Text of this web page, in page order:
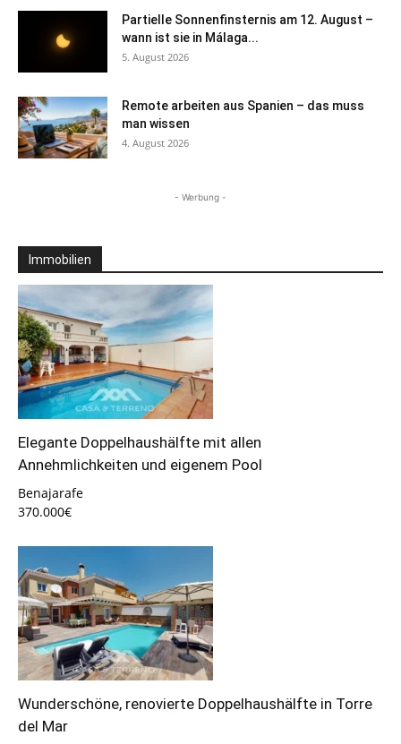
Partielle Sonnenfinsternis am 12. August –
wann ist sie in Málaga...
5. August 2026
Remote arbeiten aus Spanien – das muss
man wissen
4. August 2026
- Werbung -
Immobilien
Elegante Doppelhaushälfte mit allen
Annehmlichkeiten und eigenem Pool
Benajarafe
370.000€
Wunderschöne, renovierte Doppelhaushälfte in Torre
del Mar